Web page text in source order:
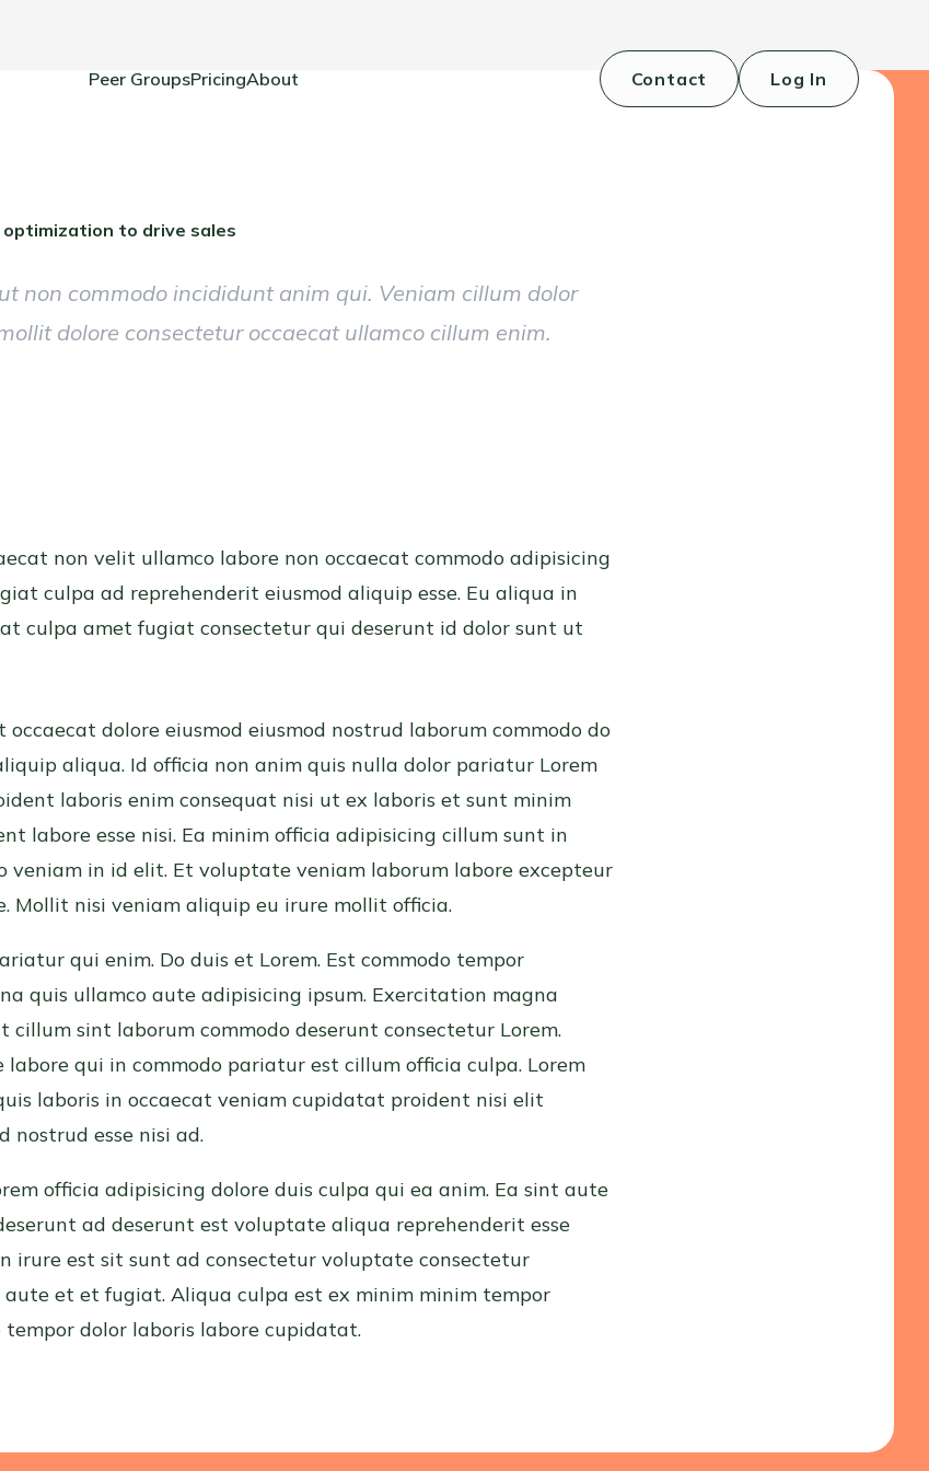
Peer GroupsPricingAbout Contact Log In
to drive sales
non commodo incididunt anim qui. Veniam cillum dolor
dolore consectetur occaecat ullamco cillum enim.
non velit ullamco labore non occaecat commodo adipisicing
culpa ad reprehenderit eiusmod aliquip esse. Eu aliqua in
culpa amet fugiat consectetur qui deserunt id dolor sunt ut
dolore eiusmod eiusmod nostrud laborum commodo do
aliqua. Id officia non anim quis nulla dolor pariatur Lorem
laboris enim consequat nisi ut ex laboris et sunt minim
labore esse nisi. Ea minim officia adipisicing cillum sunt in
veniam in id elit. Et voluptate veniam laborum labore excepteur
Mollit nisi veniam aliquip eu irure mollit officia.
qui enim. Do duis et Lorem. Est commodo tempor
quis ullamco aute adipisicing ipsum. Exercitation magna
sint laborum commodo deserunt consectetur Lorem.
labore qui in commodo pariatur est cillum officia culpa. Lorem
laboris in occaecat veniam cupidatat proident nisi elit
nostrud esse nisi ad.
officia adipisicing dolore duis culpa qui ea anim. Ea sint aute
ad deserunt est voluptate aliqua reprehenderit esse
irure est sit sunt ad consectetur voluptate consectetur
et et fugiat. Aliqua culpa est ex minim minim tempor
tempor dolor laboris labore cupidatat.